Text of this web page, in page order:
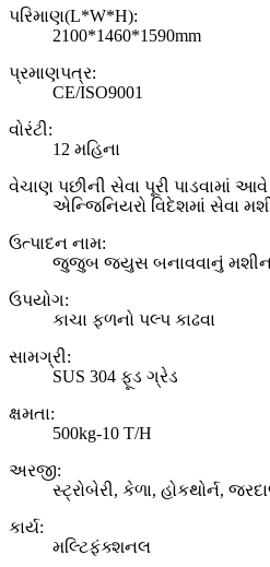
પરિમાણ(L*W*H):
2100*1460*1590mm
પ્રમાણપત્ર:
CE/ISO9001
વોરંટી:
12 મહિના
વેચાણ પછીની સેવા પૂરી પાડવામાં
એન્જિનિયરો વિદેશમાં સેવા
ઉત્પાદન નામ:
જુજુબ જ્યુસ બનાવવાનું
ઉપયોગ:
કાચા ફળનો પલ્પ કાઢવા
સામગ્રી:
SUS 304 ફૂડ ગ્રેડ
ક્ષમતા:
500kg-10 T/H
અરજી:
સ્ટ્રોબેરી, કેળા, હોકથોર્ન,
કાર્ય:
મલ્ટિફંક્શનલ